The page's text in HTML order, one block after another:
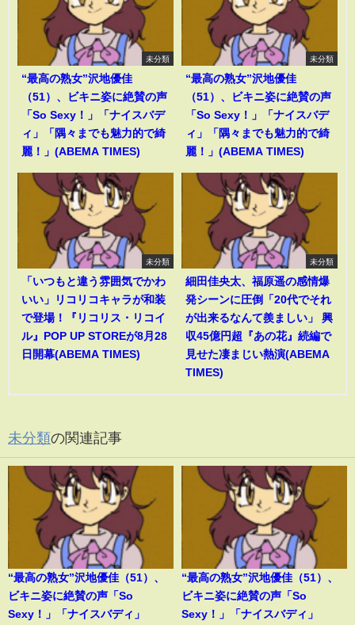
未分類
“最高の熟女”沢地優佳
（51）、ビキニ姿に絶賛の声
「So Sexy！」「ナイスバデ
ィ」「隅々までも魅力的で綺
麗！」(ABEMA TIMES)
未分類
“最高の熟女”沢地優佳
（51）、ビキニ姿に絶賛の声
「So Sexy！」「ナイスバデ
ィ」「隅々までも魅力的で綺
麗！」(ABEMA TIMES)
未分類
「いつもと違う雰囲気でかわ
いい」リコリコキャラが和装
で登場！『リコリス・リコイ
ル』POP UP STOREが8月28
日開幕(ABEMA TIMES)
未分類
細田佳央太、福原遥の感情爆
発シーンに圧倒「20代でそれ
が出来るなんて羨ましい」 興
収45億円超『あの花』続編で
見せた凄まじい熱演(ABEMA
TIMES)
未分類の関連記事
“最高の熟女”沢地優佳（51）、
ビキニ姿に絶賛の声「So
Sexy！」「ナイスバディ」
“最高の熟女”沢地優佳（51）、
ビキニ姿に絶賛の声「So
Sexy！」「ナイスバディ」